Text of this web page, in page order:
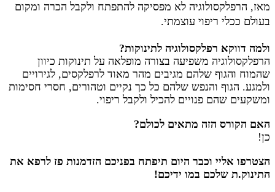
מאז, הרפלקסולוגיה לא מפסיקה להתפתח ולקבל הכרה ומקום
בעולם ככלי ריפוי עוצמתי.
ולמה דווקא רפלקסולוגיה לתינוקות?
הרפלקסולוגיה משפיעה בצורה מופלאה על תינוקות כיוון
שהמוח והגוף שלהם מגיבים מהר מאוד לרפלקסים, לגירויים
ולמגע. הגוף והנפש שלהם כל כך נקיים וטהורים, חסרי חסימות
ומשקעים שהם פנויים להכיל ולקבל ריפוי.
האם הקורס הזה מתאים לכולם?
כן!
הצטרפו אליי וכבר היום תיפתח בפניכם הזדמנות פז לרפא את
התינוק.ת שלכם במו ידיכם!